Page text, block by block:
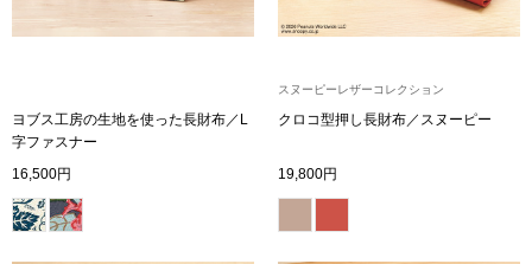
集
タログ
ヨブス工房の生地を使った長財布／L
字ファスナー
16,500円
スヌーピーレザーコレクション
クロコ型押し長財布／スヌーピー
19,800円